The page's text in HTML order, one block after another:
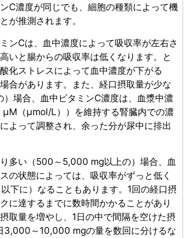
C濃度が同じでも、細胞の種類によって機
が推測されます。
ンCは、血中濃度によって吸収率が左右さ
いと腸からの吸収率は低くなります。と
化ストレスによって血中濃度が下がる
合があります。また、経口摂取量が少な
場合、血中ビタミンC濃度は、血漿中濃
（μmol/L））を維持する腎臓内での濃
よって調整され、余った分が尿中に排出
多い（500～5,000 mg以上の）場合、血
の状態によっては、吸収率がずっと低く
以下に）なることもあります。1回の経口摂
に達するまでに数時間かかることがあり
取量を増やし、1日の中で間隔を空けた摂
3,000～10,000 mgの量を数回に分けるな